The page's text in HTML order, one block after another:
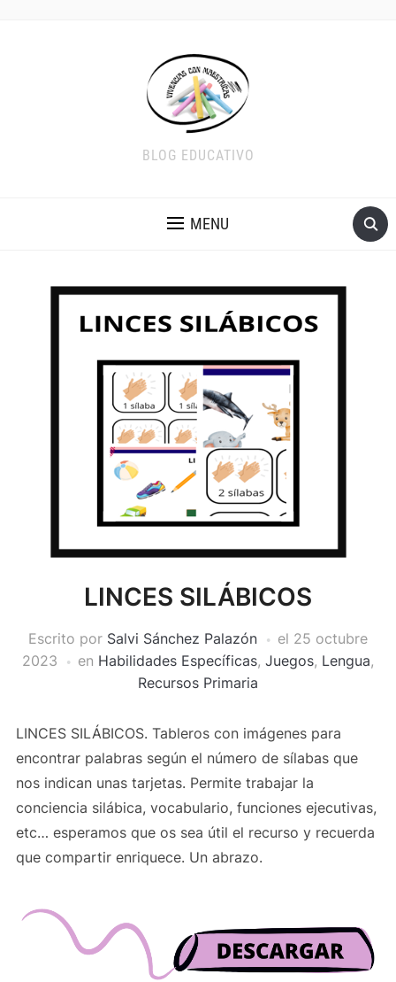
BLOG EDUCATIVO
MENU
LINCES SILÁBICOS
Escrito por Salvi Sánchez Palazón el 25 octubre
2023
en Habilidades Específicas, Juegos, Lengua,
Recursos Primaria
LINCES SILÁBICOS. Tableros con imágenes para
encontrar palabras según el número de sílabas que
nos indican unas tarjetas. Permite trabajar la
conciencia silábica, vocabulario, funciones ejecutivas,
etc… esperamos que os sea útil el recurso y recuerda
que compartir enriquece. Un abrazo.